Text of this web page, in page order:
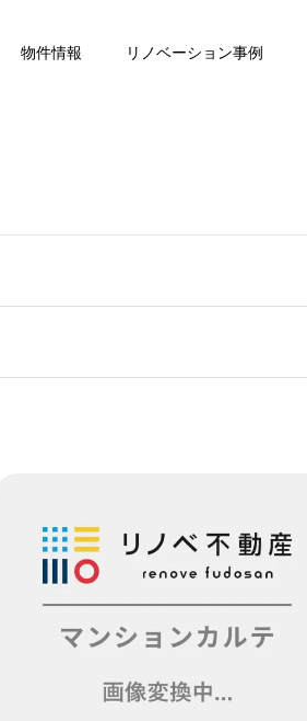
物件情報 リノベーション事例